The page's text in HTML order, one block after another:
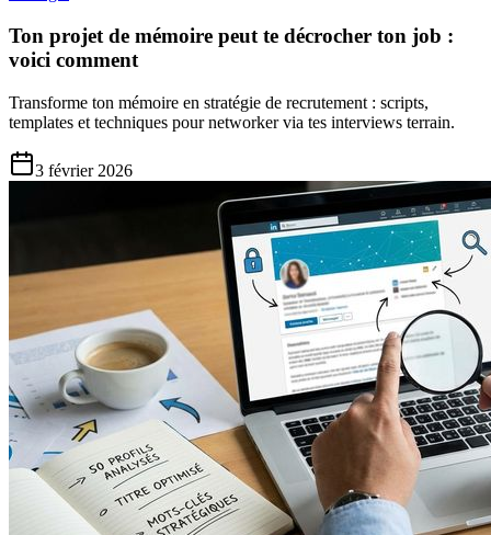
Ton projet de mémoire peut te décrocher ton job :
voici comment
Transforme ton mémoire en stratégie de recrutement : scripts,
templates et techniques pour networker via tes interviews terrain.
3 février 2026